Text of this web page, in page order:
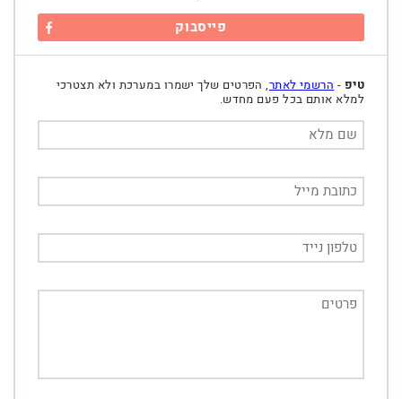
פייסבוק
טיפ - הרשמי לאתר, הפרטים שלך ישמרו במערכת ולא תצטרכי
למלא אותם בכל פעם מחדש.